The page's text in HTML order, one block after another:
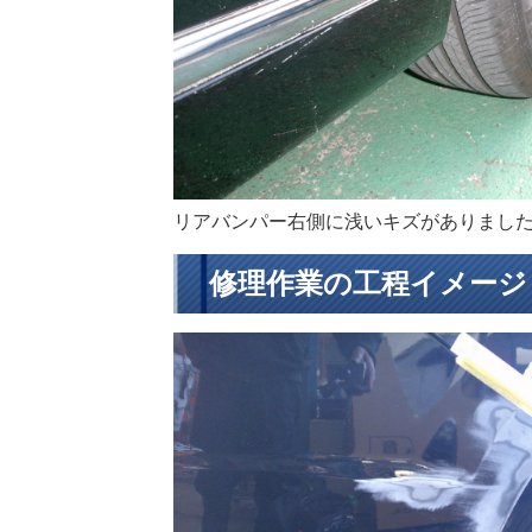
リアバンパー右側に浅いキズがありまし
修理作業の工程イメージ